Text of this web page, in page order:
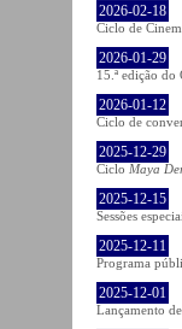
2026-02-18
Ciclo de
2026-01-29
15.ª edição
2026-01-12
Ciclo de
2025-12-29
Ciclo Maya
2025-12-15
Sessões
2025-12-11
Programa
2025-12-01
Lançamento